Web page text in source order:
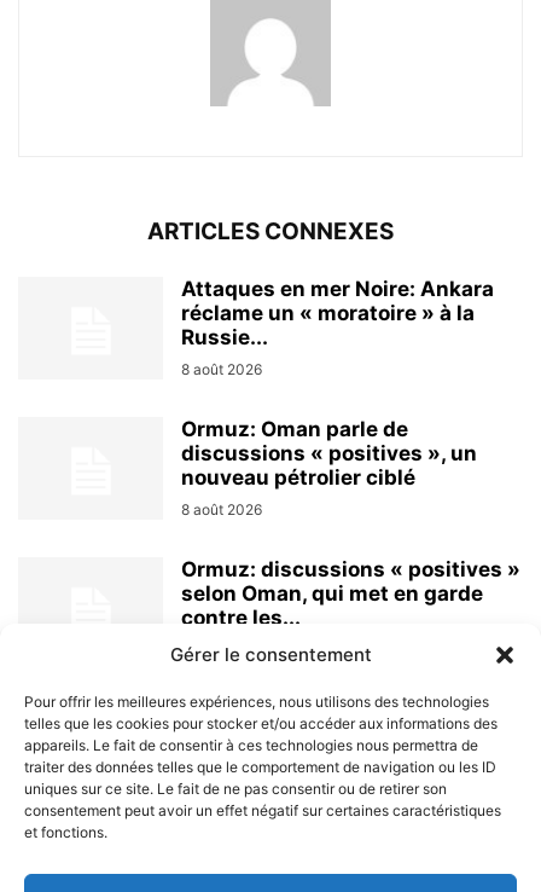
Gérer le consentement
Pour offrir les meilleures expériences, nous utilisons des technologies
telles que les cookies pour stocker et/ou accéder aux informations des
appareils. Le fait de consentir à ces technologies nous permettra de
traiter des données telles que le comportement de navigation ou les ID
uniques sur ce site. Le fait de ne pas consentir ou de retirer son
consentement peut avoir un effet négatif sur certaines caractéristiques
et fonctions.
ARTICLES CONNEXES
Attaques en mer Noire: Ankara
réclame un « moratoire » à la
Russie...
8 août 2026
Ormuz: Oman parle de
discussions « positives », un
nouveau pétrolier ciblé
8 août 2026
Ormuz: discussions « positives »
selon Oman, qui met en garde
contre les...
8 août 2026
À PROPOS